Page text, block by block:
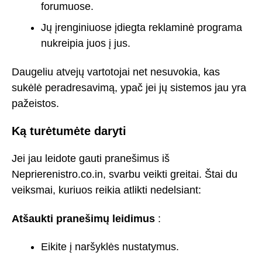
forumuose.
Jų įrenginiuose įdiegta reklaminė programa
nukreipia juos į jus.
Daugeliu atvejų vartotojai net nesuvokia, kas
sukėlė peradresavimą, ypač jei jų sistemos jau yra
pažeistos.
Ką turėtumėte daryti
Jei jau leidote gauti pranešimus iš
Neprierenistro.co.in, svarbu veikti greitai. Štai du
veiksmai, kuriuos reikia atlikti nedelsiant:
Atšaukti pranešimų leidimus :
Eikite į naršyklės nustatymus.